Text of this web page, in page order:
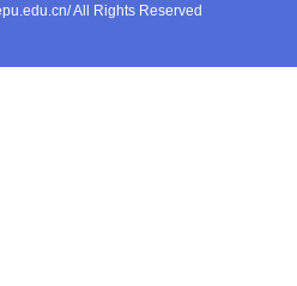
All Rights Reserved